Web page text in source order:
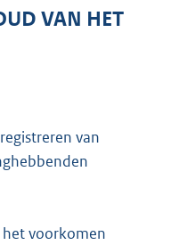
VAN HET
van
voorkomen